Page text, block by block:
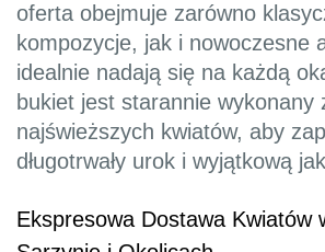
oferta obejmuje zarówno
kompozycje, jak i nowoczesne
idealnie nadają się na każdą
bukiet jest starannie wykonany
najświeższych kwiatów, aby
długotrwały urok i wyjątkową
Ekspresowa Dostawa Kwiatów